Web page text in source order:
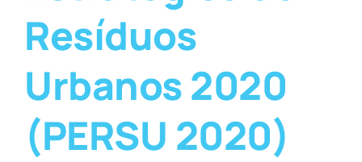
Resíduos
Urbanos 2020
(PERSU 2020)